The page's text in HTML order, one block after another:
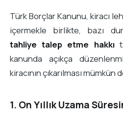
Türk Borçlar Kanunu, kiracı
içermekle birlikte, bazı
tahliye talep etme hakkı
kanunda açıkça
kiracının çıkarılması mümkün
1. On Yıllık Uzama